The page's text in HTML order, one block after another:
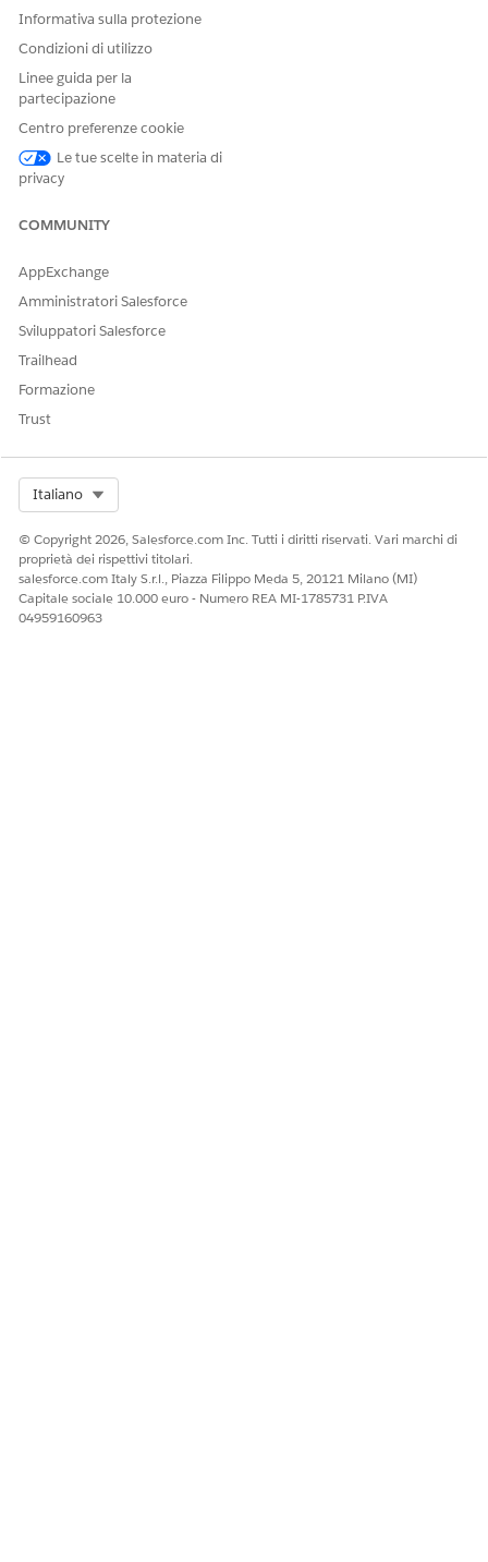
Informativa sulla protezione
Condizioni di utilizzo
Linee guida per la
partecipazione
Centro preferenze cookie
Le tue scelte in materia di
privacy
COMMUNITY
AppExchange
Amministratori Salesforce
Sviluppatori Salesforce
Trailhead
Formazione
Trust
Italiano
© Copyright 2026, Salesforce.com Inc. Tutti i diritti riservati. Vari marchi di
proprietà dei rispettivi titolari.
salesforce.com Italy S.r.l., Piazza Filippo Meda 5, 20121 Milano (MI)
Capitale sociale 10.000 euro - Numero REA MI-1785731 P.IVA
04959160963